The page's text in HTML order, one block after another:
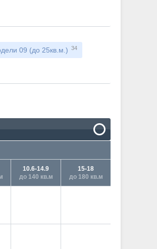
09 (до 25кв.м.) 34
10.6-14.9
до 140 кв.м
15-18
до 180 кв.м